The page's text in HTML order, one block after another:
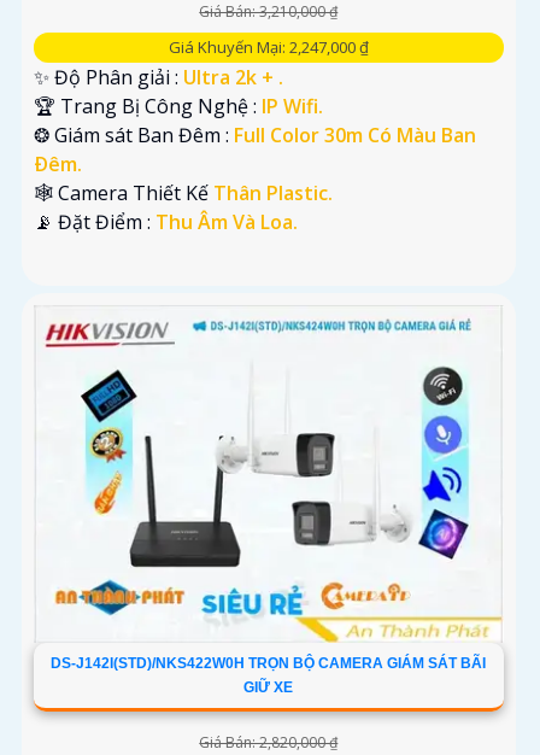
Giá Bán: 3,210,000 ₫
Giá Khuyến Mại: 2,247,000 ₫
✨ Độ Phân giải : Ultra 2k + .
🏆 Trang Bị Công Nghệ : IP Wifi.
❂ Giám sát Ban Đêm : Full Color 30m Có Màu Ban
Ðêm.
🕸️ Camera Thiết Kế Thân Plastic.
️📡 Đặt Điểm : Thu Âm Và Loa.
DS-J142I(STD)/NKS422W0H TRỌN BỘ CAMERA GIÁM SÁT BÃI
GIỮ XE
Giá Bán: 2,820,000 ₫